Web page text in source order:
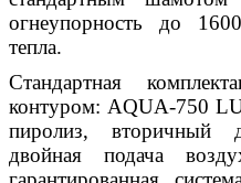
огнеупорность до
тепла.
Стандартная
контуром: АQUA-750
пиролиз, вторичный
двойная подача